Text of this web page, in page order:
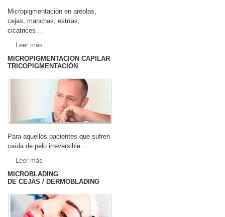
Micropigmentación en areolas,
cejas, manchas, estrías,
cicatrices…
Leer más
MICROPIGMENTACION CAPILAR
TRICOPIGMENTACIÓN
Para aquellos pacientes que sufren
caída de pelo irreversible …
Leer más
MICROBLADING
DE CEJAS / DERMOBLADING